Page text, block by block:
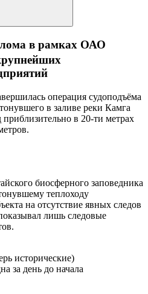
лома в рамках ОАО
операция судоподъёма
в заливе реки Камга
приблизительно в 20-ти метрах
биосферного заповедника
теплоходу
на отсутствие явных следов
лишь следовые
исторические)
за день до начала